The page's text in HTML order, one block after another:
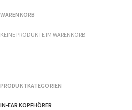
WARENKORB
KEINE PRODUKTE IM WARENKORB.
PRODUKTKATEGORIEN
IN-EAR KOPFHÖRER